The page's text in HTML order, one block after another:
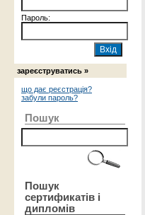
Пароль:
зареєструватись »
що дає реєстрація?
забули пароль?
Пошук
Пошук
сертификатів і
дипломів